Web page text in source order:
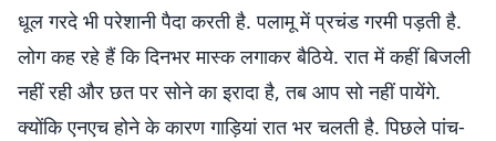
धूल गरदे भी परेशानी पैदा करती है. पलामू में प्रचंड गरमी पड़ती है.
लोग कह रहे हैं कि दिनभर मास्क लगाकर बैठिये. रात में कहीं बिजली
नहीं रही और छत पर सोने का इरादा है, तब आप सो नहीं पायेंगे.
क्योंकि एनएच होने के कारण गाड़ियां रात भर चलती है. पिछले पांच-